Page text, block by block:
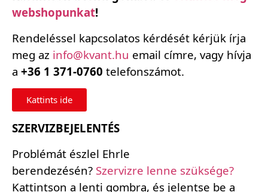
webshopunkat!
Rendeléssel kapcsolatos kérdését kérjük írja
meg az info@kvant.hu email címre, vagy hívja
a +36 1 371-0760 telefonszámot.
Kattints ide
SZERVIZBEJELENTÉS
Problémát észlel Ehrle
berendezésén? Szervizre lenne szüksége?
Kattintson a lenti gombra, és jelentse be a